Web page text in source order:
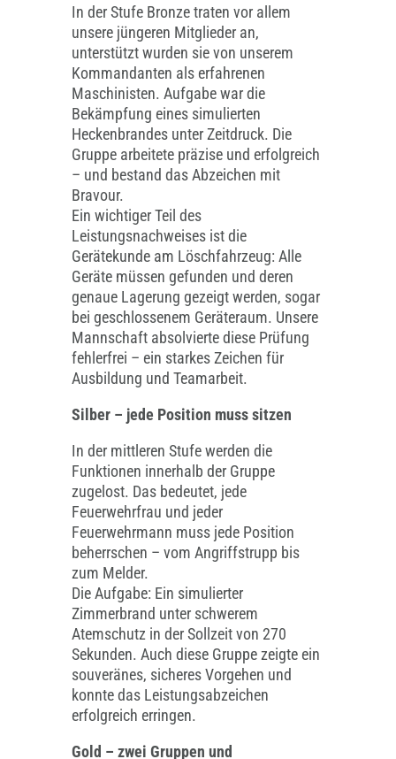
In der Stufe Bronze traten vor allem
unsere jüngeren Mitglieder an,
unterstützt wurden sie von unserem
Kommandanten als erfahrenen
Maschinisten. Aufgabe war die
Bekämpfung eines simulierten
Heckenbrandes unter Zeitdruck. Die
Gruppe arbeitete präzise und erfolgreich
– und bestand das Abzeichen mit
Bravour.
Ein wichtiger Teil des
Leistungsnachweises ist die
Gerätekunde am Löschfahrzeug: Alle
Geräte müssen gefunden und deren
genaue Lagerung gezeigt werden, sogar
bei geschlossenem Geräteraum. Unsere
Mannschaft absolvierte diese Prüfung
fehlerfrei – ein starkes Zeichen für
Ausbildung und Teamarbeit.
Silber – jede Position muss sitzen
In der mittleren Stufe werden die
Funktionen innerhalb der Gruppe
zugelost. Das bedeutet, jede
Feuerwehrfrau und jeder
Feuerwehrmann muss jede Position
beherrschen – vom Angriffstrupp bis
zum Melder.
Die Aufgabe: Ein simulierter
Zimmerbrand unter schwerem
Atemschutz in der Sollzeit von 270
Sekunden. Auch diese Gruppe zeigte ein
souveränes, sicheres Vorgehen und
konnte das Leistungsabzeichen
erfolgreich erringen.
Gold – zwei Gruppen und